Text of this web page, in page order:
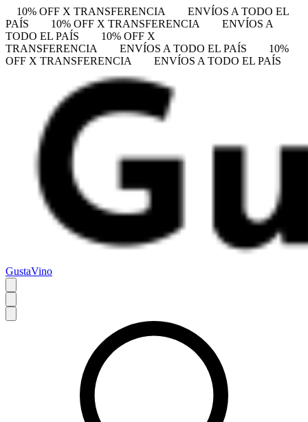
10% OFF X TRANSFERENCIA
ENVÍOS A TODO EL
PAÍS
10% OFF X TRANSFERENCIA
ENVÍOS A
TODO EL PAÍS
10% OFF X
TRANSFERENCIA
ENVÍOS A TODO EL PAÍS
10%
OFF X TRANSFERENCIA
ENVÍOS A TODO EL PAÍS
GustaVino